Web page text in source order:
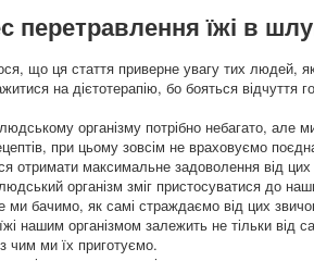
перетравлення їжі в
що ця стаття приверне увагу тих людей,
на дієтотерапію, бо бояться відчуття
організму потрібно небагато, але
при цьому зовсім не враховуємо
отримати максимальне задоволення від
організм зміг пристосуватися до
ми бачимо, як самі страждаємо від цих
нашим організмом залежить не тільки від
чим ми їх приготуємо.